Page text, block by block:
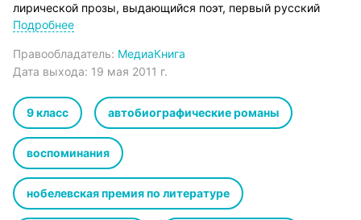
лирической прозы, выдающийся поэт, первый русский
лауреат Нобелевской премии по литературе (1933).
за ней гражданской войны заставили писателя
эмигрировать во Францию. Основными темами
воспоминания о Родине.
Роман «Жизнь Арсеньева» во многом автобиографичен.
Юный герой романа Алексей Арсеньев – натура тонкая и
романтичная. Он мечтает стать писателем и находится в
состоянии постоянного творческого поиска. После встречи
с Ликой все течение его жизни подчиняется
безграничному, искреннему чувству – любви.
Подробнее
Правообладатель: МедиаКнига
Дата выхода: 19 мая 2011 г.
9 класс автобиографические романы
воспоминания
нобелевская премия по литературе